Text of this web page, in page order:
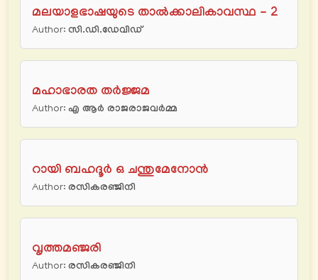
മലയാളഭാഷയുടെ താൽക്കാലികാവസ്ഥ - 2
Author: സി.ഡി.ഡേവിഡ്
മഹാഭാരത തർജ്ജമ
Author: എ ആർ രാജരാജവർമ്മ
റായി ബഹദൂർ ഒ ചന്തുമേനോൻ
Author: രസികരഞ്ജിനി
വൃത്തമഞ്ജരി
Author: രസികരഞ്ജിനി